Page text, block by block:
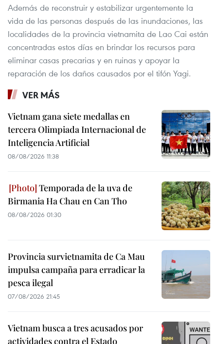
Además de reconstruir y estabilizar urgentemente la
vida de las personas después de las inundaciones, las
localidades de la provincia vietnamita de Lao Cai están
concentradas estos días en brindar los recursos para
eliminar casas precarias y en ruinas y apoyar la
reparación de los daños causados por el tifón Yagi.
VER MÁS
Vietnam gana siete medallas en
tercera Olimpiada Internacional de
Inteligencia Artificial
08/08/2026 11:38
Temporada de la uva de
Birmania Ha Chau en Can Tho
08/08/2026 01:30
Provincia survietnamita de Ca Mau
impulsa campaña para erradicar la
pesca ilegal
07/08/2026 21:45
Vietnam busca a tres acusados por
actividades contra el Estado